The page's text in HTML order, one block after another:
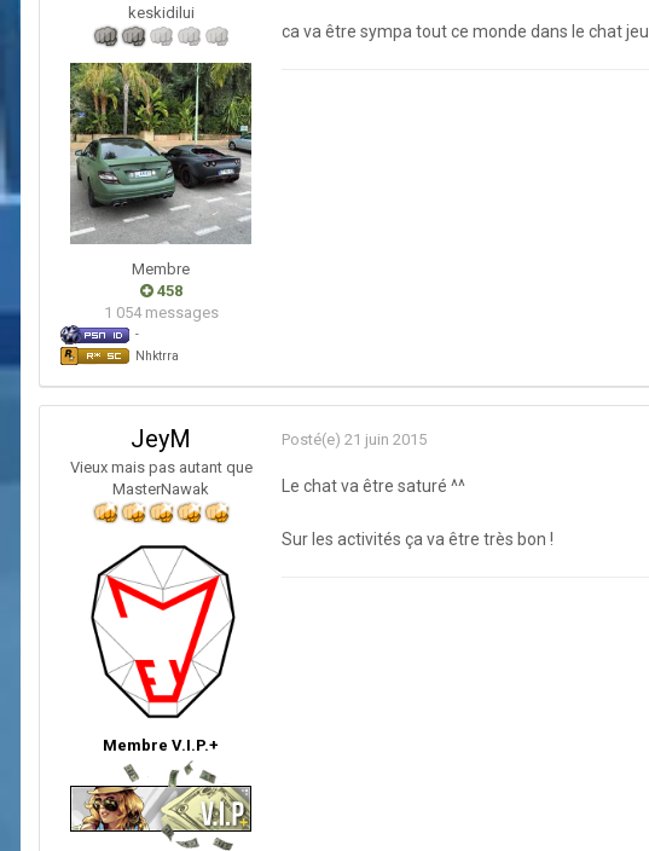
keskidilui
Membre
458
1 054 messages
-
Nhktrra
ca va être sympa tout ce monde dans le chat jeu
JeyM
Vieux mais pas autant que
MasterNawak
Membre V.I.P.+
Posté(e) 21 juin 2015
Le chat va être saturé ^^
Sur les activités ça va être très bon !